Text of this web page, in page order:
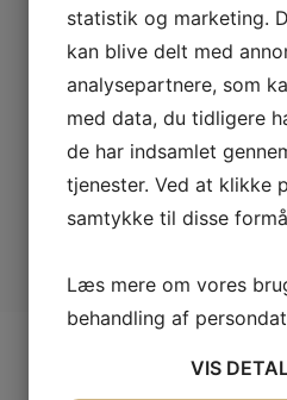
statistik og marketing.
kan blive delt med
analysepartnere, som
med data, du tidligere
de har indsamlet
tjenester. Ved at klikke
samtykke til disse
Læs mere om vores
behandling af
VIS